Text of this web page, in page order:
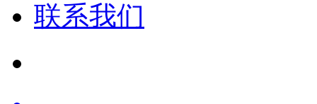
联系我们